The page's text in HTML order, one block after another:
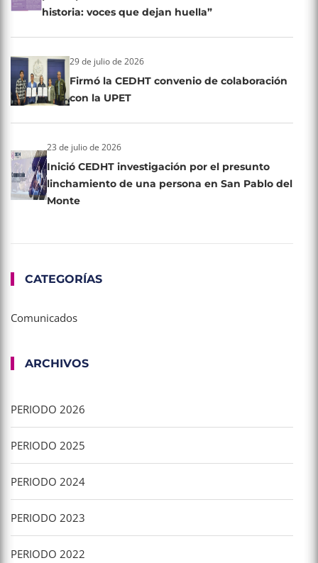
historia: voces que dejan huella”
29 de julio de 2026
Firmó la CEDHT convenio de colaboración
con la UPET
23 de julio de 2026
Inició CEDHT investigación por el presunto
linchamiento de una persona en San Pablo del
Monte
CATEGORÍAS
Comunicados
ARCHIVOS
PERIODO 2026
PERIODO 2025
PERIODO 2024
PERIODO 2023
PERIODO 2022